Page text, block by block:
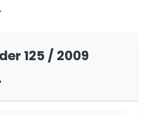
125 / 2009